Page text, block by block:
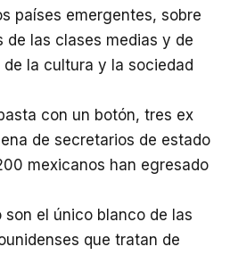
países emergentes, sobre
de las clases medias y de
de la cultura y la sociedad
con un botón, tres ex
de secretarios de estado
mexicanos han egresado
son el único blanco de las
que tratan de